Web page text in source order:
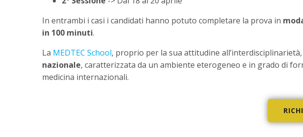
In entrambi i casi i candidati hanno potuto completare la prova in
in 100 minuti.
La MEDTEC School, proprio per la sua attitudine
nazionale, caratterizzata da un ambiente eterogeneo e in grado di
medicina internazionali.